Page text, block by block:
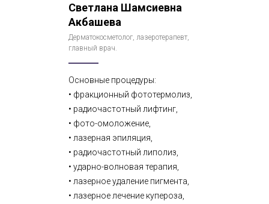
Светлана Шамсиевна
Акбашева
Дерматокосметолог, лазеротерапевт,
главный врач.
Основные процедуры:
• фракционный фототермолиз,
• радиочастотный лифтинг,
• фото-омоложение,
• лазерная эпиляция,
• радиочастотный липолиз,
• ударно-волновая терапия,
• лазерное удаление пигмента,
• лазерное лечение купероза,